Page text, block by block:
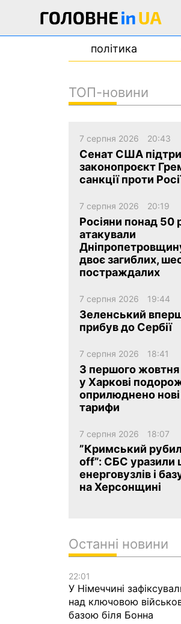
політика
en
ТОП-новини
7 серпня 2026 20:43
Сенат США
законопроєкт
санкції проти
7 серпня 2026 20:19
Росіяни понад 50
атакували
двоє загиблих,
постраждалих
7 серпня 2026 19:44
Зеленський
прибув до Сербії
7 серпня 2026 18:41
З першого жовтня
у Харкові
оприлюднено нові
тарифи
7 серпня 2026 18:07
”Кримський
off”: СБС уразили
енерговузлів і
на Херсонщині
Останні новини
22:01
У Німеччині
над ключовою
базою біля Бонна